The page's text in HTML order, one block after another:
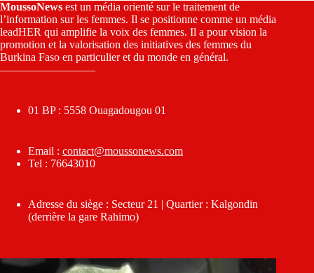
MoussoNews est un média orienté sur le traitement de
l’information sur les femmes. Il se positionne comme un média
leadHER qui amplifie la voix des femmes. Il a pour vision la
promotion et la valorisation des initiatives des femmes du
Burkina Faso en particulier et du monde en général.
————————–
01 BP : 5558 Ouagadougou 01
Email : contact@moussonews.com
Tel : 76643010
Adresse du siège : Secteur 21 | Quartier : Kalgondin
(derrière la gare Rahimo)